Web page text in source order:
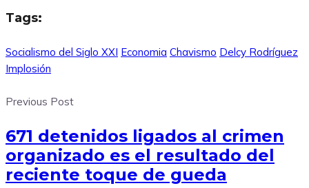
Tags:
Socialismo del Siglo XXI Economia Chavismo Delcy Rodríguez
Implosión
Previous Post
671 detenidos ligados al crimen
organizado es el resultado del
reciente toque de gueda